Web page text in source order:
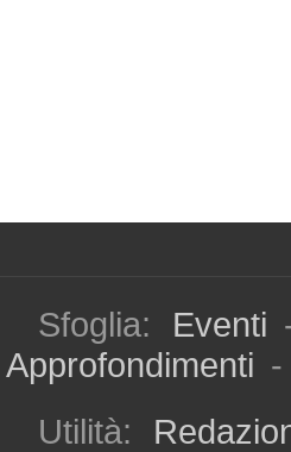
Sfoglia: Eventi
Approfondimenti -
Utilità: